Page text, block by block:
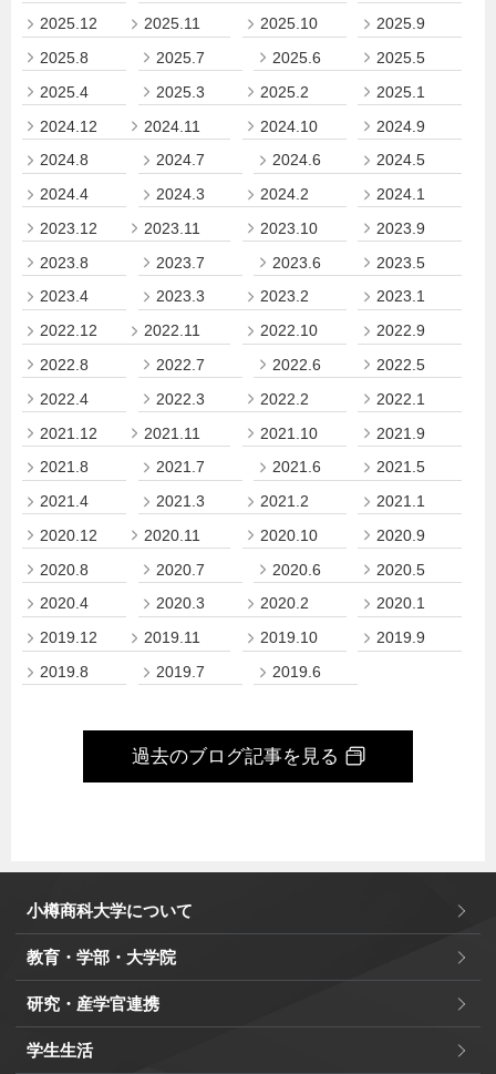
2025.12
2025.11 2025.10
2025.9
2025.8
2025.7 2025.6
2025.5
2025.4
2025.3 2025.2
2025.1
2024.12
2024.11 2024.10
2024.9
2024.8
2024.7 2024.6
2024.5
2024.4
2024.3 2024.2
2024.1
2023.12
2023.11 2023.10
2023.9
2023.8
2023.7 2023.6
2023.5
2023.4
2023.3 2023.2
2023.1
2022.12
2022.11 2022.10
2022.9
2022.8
2022.7 2022.6
2022.5
2022.4
2022.3 2022.2
2022.1
2021.12
2021.11 2021.10
2021.9
2021.8
2021.7 2021.6
2021.5
2021.4
2021.3 2021.2
2021.1
2020.12
2020.11 2020.10
2020.9
2020.8
2020.7 2020.6
2020.5
2020.4
2020.3 2020.2
2020.1
2019.12
2019.11 2019.10
2019.9
2019.8
2019.7 2019.6
過去のブログ記事を見る
小樽商科大学について
教育・学部・大学院
研究・産学官連携
学生生活